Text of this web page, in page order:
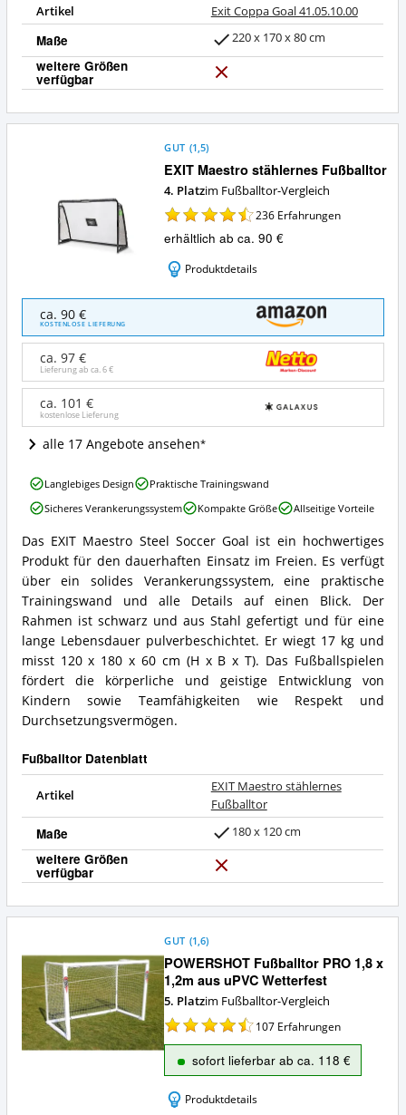
Artikel Exit Coppa Goal 41.05.10.00
Maße 220 x 170 x 80 cm
weitere Größen
verfügbar
N
i
EXIT Maestro stählernes Fußballtor
GUT (1,5)
4. Platzim Fußballtor-Vergleich
236 Erfahrungen
erhältlich ab ca. 90 €
Produktdetails
Maestro
stählernes
Fußballtor
Angebote:
Wo
dieses
Fußballtor
erhältlich?
ca. 90 €
KOSTENLOSE LIEFERUNG
ca. 97 €
Lieferung ab ca.6 €
ca. 101 €
kostenlose Lieferung
alle 17 Angebote ansehen
EXIT
Maestro
stählernes
Fußballtor
Zusammenfassung:
Was
bietet
dieses
Fußballtor?
Das EXIT Maestro Steel Soccer Goal ist ein hochwertiges
Produkt für den dauerhaften Einsatz im Freien. Es verfügt
über ein solides Verankerungssystem, eine praktische
Trainingswand und alle Details auf einen Blick. Der
Rahmen ist schwarz und aus Stahl gefertigt und für eine
lange Lebensdauer pulverbeschichtet. Er wiegt 17 kg und
misst 120 x 180 x 60 cm (H x B x T). Das Fußballspielen
fördert die körperliche und geistige Entwicklung von
Kindern sowie Teamfähigkeiten wie Respekt und
Durchsetzungsvermögen.
Fußballtor Datenblatt
Artikel
EXIT Maestro stählernes
Fußballtor
Maße 180 x 120 cm
weitere Größen
verfügbar
N
i
EXIT
Maestro
stählernes
Vorteile:
Was
spricht
für
dieses
Fußballtor?
Langlebiges Design
Praktische Trainingswand
Sicheres Verankerungssystem
Kompakte Größe Allseitige Vorteile
POWERSHOT Fußballtor PRO 1,8 x
1,2m aus uPVC Wetterfest
GUT (1,6)
5. Platzim Fußballtor-Vergleich
107 Erfahrungen
sofort lieferbar ab ca. 118 €
Produktdetails